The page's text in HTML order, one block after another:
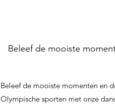
Beleef de mooiste
Beleef de mooiste momenten en
Olympische sporten met onze